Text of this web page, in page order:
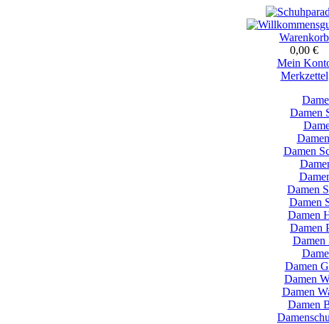
Warenkorb
0,00 €
Mein
Merkzettel
Damen
Damen
Damen
Damen
Damen
Damen
Damen
Damen
Damen
Damen
Damen